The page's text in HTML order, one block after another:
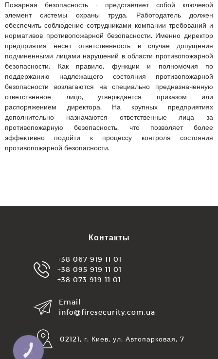
Пожарная безопасность - представляет собой ключевой
элемент системы охраны труда. Работодатель должен
обеспечить соблюдение сотрудниками компании требований и
нормативов противопожарной безопасности. Именно директор
предприятия несет ответственность в случае допущения
подчиненными лицами нарушений в области противопожарной
безопасности. Как правило, функции и полномочия по
поддержанию надлежащего состояния противопожарной
безопасности возлагаются на специально предназначенную
ответственное лицо, утверждается приказом или
распоряжением директора. На крупных предприятиях
дополнительно назначаются ответственные лица за
противопожарную безопасность, что позволяет более
эффективно подойти к процессу контроля состояния
противопожарной безопасности.
Контакты
+38 067 919 11 01
+38 095 919 11 01
+38 073 919 11 01
Email
info@firesecurity.com.ua
02121, г. Киев, ул. Автопарковая, 7
КНОПКА
ЗВ'ЯЗКУ